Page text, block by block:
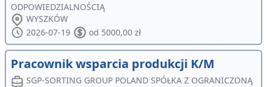
ODPOWIEDZIALNOŚCIĄ
WYSZKÓW
2026-07-19
od 5000,00 zł
Pracownik wsparcia produkcji K/M
SGP-SORTING GROUP POLAND SPÓŁKA Z OGRANICZONĄ